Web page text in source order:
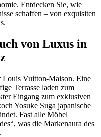
Entdecken Sie, wie
schaffen – von exquisiten
von Luxus in
Louis Vuitton-Maison. Eine
Terrasse laden zum
Eingang zum exklusiven
Yosuke Suga japanische
Fast alle Möbel
was die Markenaura des